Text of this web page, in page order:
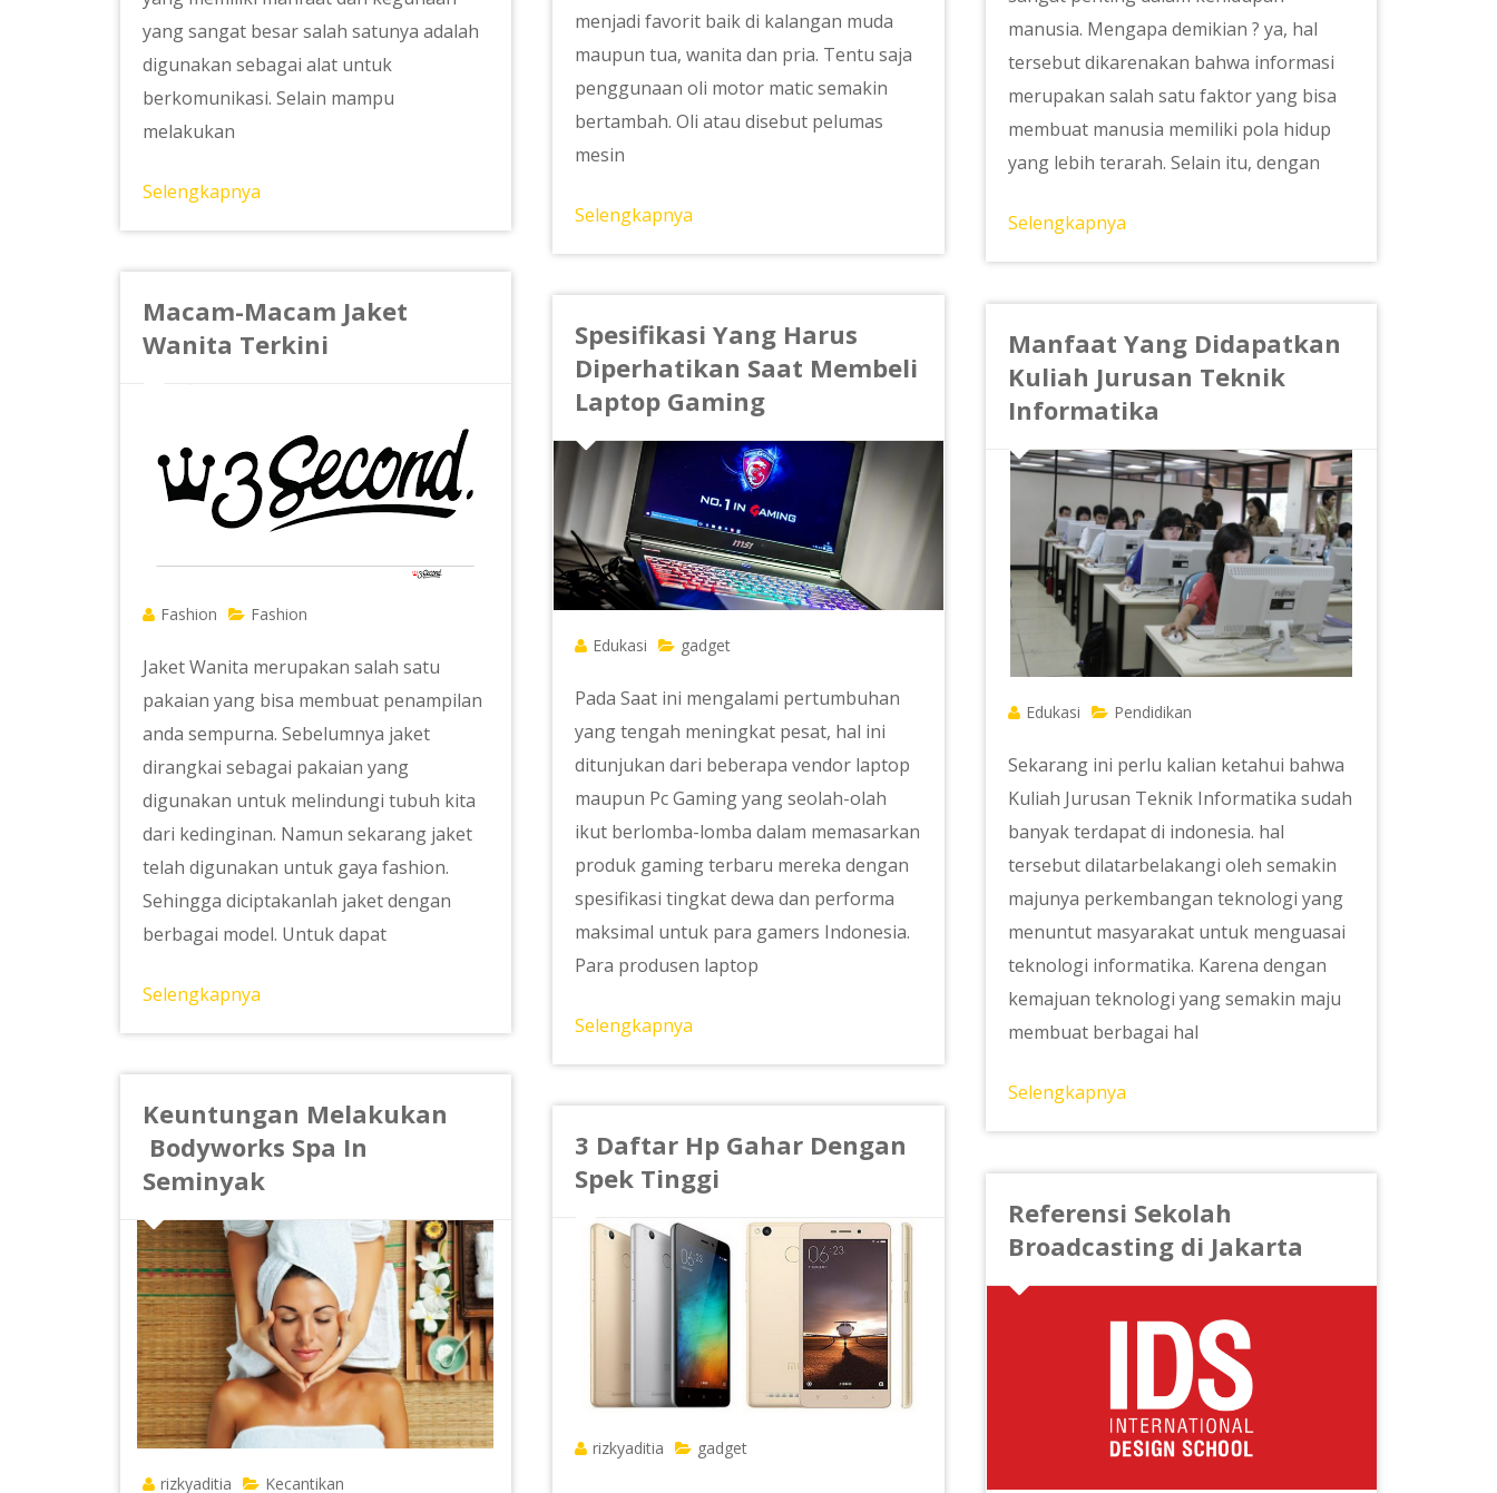
yang sangat besar salah satunya adalah
digunakan sebagai alat untuk
berkomunikasi. Selain mampu
melakukan
Selengkapnya
menjadi favorit baik di kalangan muda
maupun tua, wanita dan pria. Tentu saja
penggunaan oli motor matic semakin
bertambah. Oli atau disebut pelumas
mesin
Selengkapnya
manusia. Mengapa demikian ? ya, hal
tersebut dikarenakan bahwa informasi
merupakan salah satu faktor yang bisa
membuat manusia memiliki pola hidup
yang lebih terarah. Selain itu, dengan
Selengkapnya
Macam-Macam Jaket
Wanita Terkini
Fashion Fashion
Jaket Wanita merupakan salah satu
pakaian yang bisa membuat penampilan
anda sempurna. Sebelumnya jaket
dirangkai sebagai pakaian yang
digunakan untuk melindungi tubuh kita
dari kedinginan. Namun sekarang jaket
telah digunakan untuk gaya fashion.
Sehingga diciptakanlah jaket dengan
berbagai model. Untuk dapat
Selengkapnya
Spesifikasi Yang Harus
Diperhatikan Saat Membeli
Laptop Gaming
Edukasi gadget
Pada Saat ini mengalami pertumbuhan
yang tengah meningkat pesat, hal ini
ditunjukan dari beberapa vendor laptop
maupun Pc Gaming yang seolah-olah
ikut berlomba-lomba dalam memasarkan
produk gaming terbaru mereka dengan
spesifikasi tingkat dewa dan performa
maksimal untuk para gamers Indonesia.
Para produsen laptop
Selengkapnya
Manfaat Yang Didapatkan
Kuliah Jurusan Teknik
Informatika
Edukasi Pendidikan
Sekarang ini perlu kalian ketahui bahwa
Kuliah Jurusan Teknik Informatika sudah
banyak terdapat di indonesia. hal
tersebut dilatarbelakangi oleh semakin
majunya perkembangan teknologi yang
menuntut masyarakat untuk menguasai
teknologi informatika. Karena dengan
kemajuan teknologi yang semakin maju
membuat berbagai hal
Selengkapnya
Keuntungan Melakukan
Bodyworks Spa In
Seminyak
rizkyaditia Kecantikan
3 Daftar Hp Gahar Dengan
Spek Tinggi
rizkyaditia gadget
Referensi Sekolah
Broadcasting di Jakarta